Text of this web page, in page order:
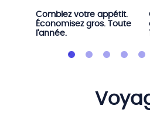
Comblez votre appétit.
Économisez gros. Toute
l'année.